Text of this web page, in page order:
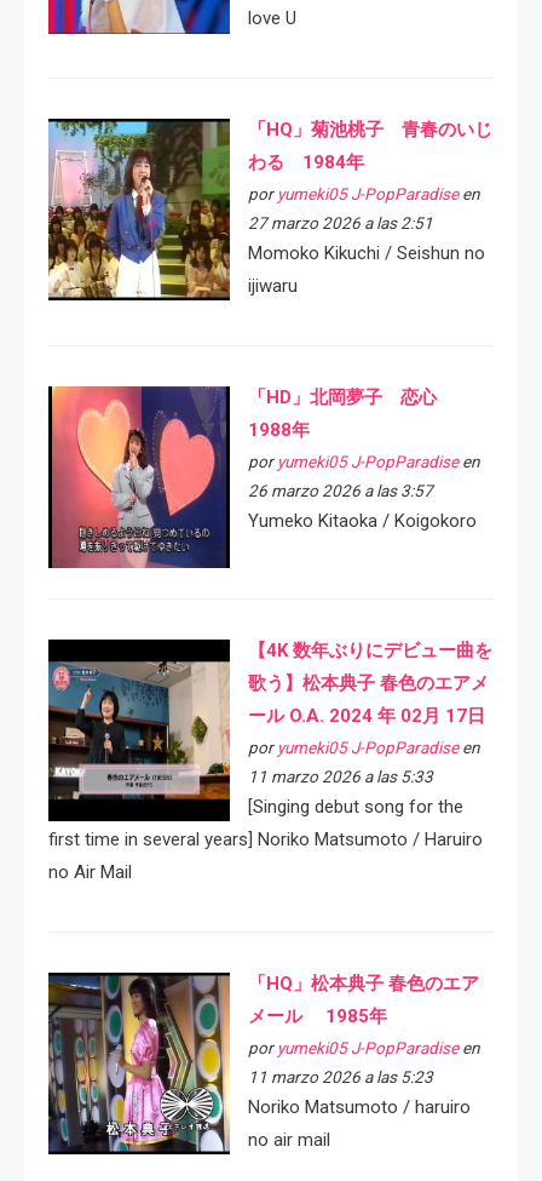
love U
「HQ」菊池桃子 青春のいじ
わる 1984年
por yumeki05 J-PopParadiseen
27 marzo 2026 a las 2:51
Momoko Kikuchi / Seishun no
ijiwaru
「HD」北岡夢子 恋心
1988年
por yumeki05 J-PopParadiseen
26 marzo 2026 a las 3:57
Yumeko Kitaoka / Koigokoro
【4K 数年ぶりにデビュー曲を
歌う】松本典子 春色のエアメ
ール O.A. 2024 年 02月 17日
por yumeki05 J-PopParadiseen
11 marzo 2026 a las 5:33
[Singing debut song for the
first time in several years] Noriko Matsumoto / Haruiro
no Air Mail
「HQ」松本典子 春色のエア
メール 1985年
por yumeki05 J-PopParadiseen
11 marzo 2026 a las 5:23
Noriko Matsumoto / haruiro
no air mail